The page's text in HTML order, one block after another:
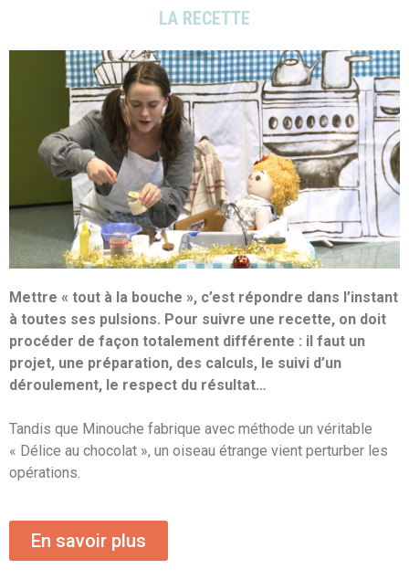
LA RECETTE
Mettre « tout à la bouche », c’est répondre dans l’instant
à toutes ses pulsions. Pour suivre une recette, on doit
procéder de façon totalement différente : il faut un
projet, une préparation, des calculs, le suivi d’un
déroulement, le respect du résultat…
Tandis que Minouche fabrique avec méthode un véritable
« Délice au chocolat », un oiseau étrange vient perturber les
opérations.
En savoir plus